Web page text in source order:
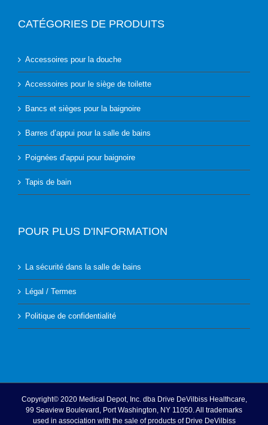
CATÉGORIES DE PRODUITS
Accessoires pour la douche
Accessoires pour le siège de toilette
Bancs et sièges pour la baignoire
Barres d’appui pour la salle de bains
Poignées d’appui pour baignoire
Tapis de bain
POUR PLUS D'INFORMATION
La sécurité dans la salle de bains
Légal / Termes
Politique de confidentialité
Copyright© 2020 Medical Depot, Inc. dba Drive DeVilbiss Healthcare,
99 Seaview Boulevard, Port Washington, NY 11050. All trademarks
used in association with the sale of products of Drive DeVilbiss